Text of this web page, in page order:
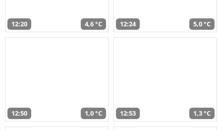
12:20 4,6 °C 12:24 5,0 °C
12:50 1,0 °C 12:53 1,3 °C